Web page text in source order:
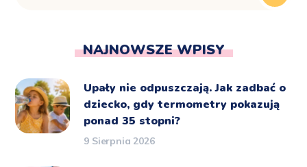
NAJNOWSZE WPISY
Upały nie odpuszczają. Jak zadbać o
dziecko, gdy termometry pokazują
ponad 35 stopni?
9 Sierpnia 2026